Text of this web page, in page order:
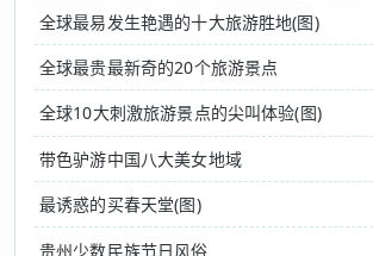
全球最易发生艳遇的十大旅游胜地(图)
全球最贵最新奇的20个旅游景点
全球10大刺激旅游景点的尖叫体验(图)
带色驴游中国八大美女地域
最诱惑的买春天堂(图)
贵州少数民族节日风俗